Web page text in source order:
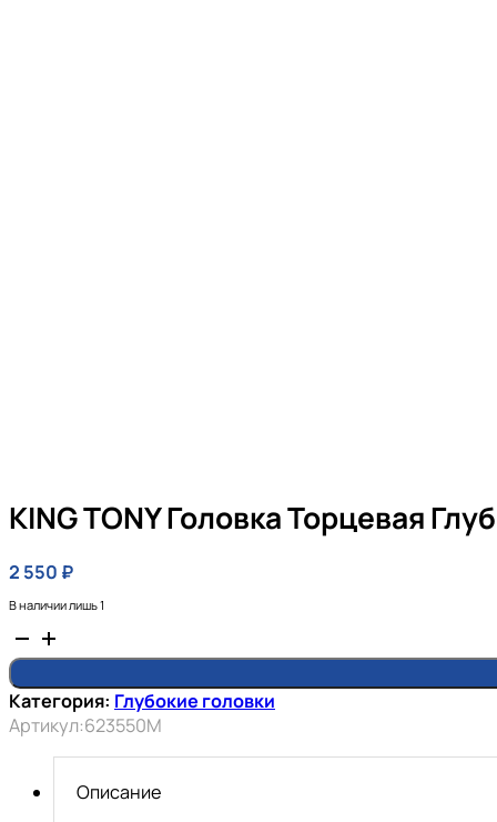
KING TONY Головка Торцевая
2 550 ₽
В наличии лишь 1
Количество
товара
KING
TONY
Головка
торцевая
глубокая
шестигранная
Категория: Глубокие головки
Артикул:623550M
Описание